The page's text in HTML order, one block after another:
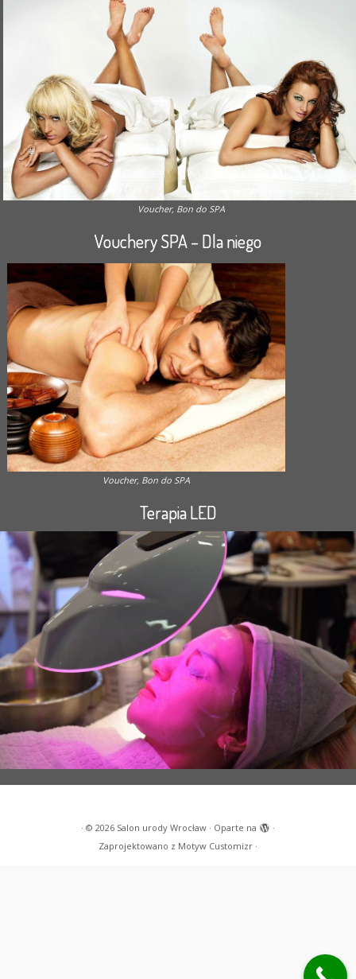
Voucher, Bon do SPA
Vouchery SPA – Dla niego
Voucher, Bon do SPA
Terapia LED
· © 2026 Salon urody Wrocław · Oparte na
·
Zaprojektowano z Motyw Customizr ·